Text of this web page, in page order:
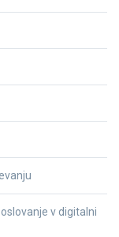
v digitalni